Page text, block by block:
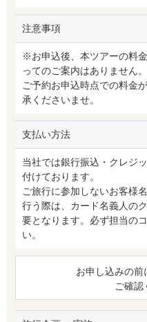
注意事項
※お申込後、本ツアーの料
ってのご案内はありません。
ご予約お申込時点での料金
承くださいませ。
支払い方法
当社では銀行振込・クレジ
付けております。
ご旅行に参加しないお客様
行う際は、カード名義人の
要となります。必ず担当の
い。
お申し込みの前
ご確認